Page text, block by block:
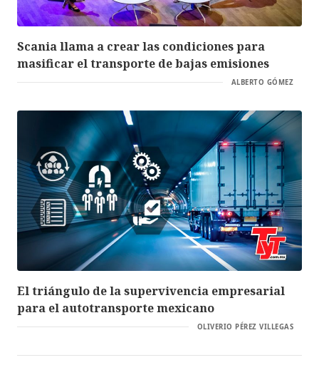
Scania llama a crear las condiciones para
masificar el transporte de bajas emisiones
ALBERTO GÓMEZ
El triángulo de la supervivencia empresarial
para el autotransporte mexicano
OLIVERIO PÉREZ VILLEGAS